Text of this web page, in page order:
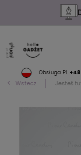
Obsługa PL +48
Wstecz Jesteś